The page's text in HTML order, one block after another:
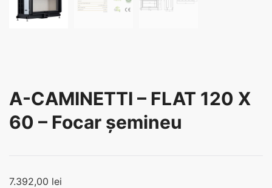
A-CAMINETTI – FLAT 120 X
60 – Focar șemineu
7.392,00 lei